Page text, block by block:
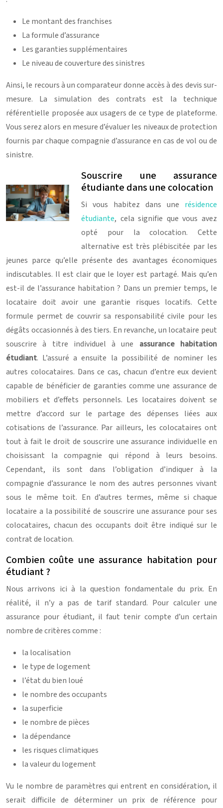
Le montant des franchises
La formule d’assurance
Les garanties supplémentaires
Le niveau de couverture des sinistres
Ainsi, le recours à un comparateur donne accès à des devis sur-
mesure. La simulation des contrats est la technique
référentielle proposée aux usagers de ce type de plateforme.
Vous serez alors en mesure d’évaluer les niveaux de protection
fournis par chaque compagnie d’assurance en cas de vol ou de
sinistre.
Souscrire une assurance
étudiante dans une colocation
Si vous habitez dans une résidence
étudiante, cela signifie que vous avez
opté pour la colocation. Cette
alternative est très plébiscitée par les
jeunes parce qu’elle présente des avantages économiques
indiscutables. Il est clair que le loyer est partagé. Mais qu’en
est-il de l’assurance habitation ? Dans un premier temps, le
locataire doit avoir une garantie risques locatifs. Cette
formule permet de couvrir sa responsabilité civile pour les
dégâts occasionnés à des tiers. En revanche, un locataire peut
souscrire à titre individuel à une assurance habitation
étudiant. L’assuré a ensuite la possibilité de nominer les
autres colocataires. Dans ce cas, chacun d’entre eux devient
capable de bénéficier de garanties comme une assurance de
mobiliers et d’effets personnels. Les locataires doivent se
mettre d’accord sur le partage des dépenses liées aux
cotisations de l’assurance. Par ailleurs, les colocataires ont
tout à fait le droit de souscrire une assurance individuelle en
choisissant la compagnie qui répond à leurs besoins.
Cependant, ils sont dans l’obligation d’indiquer à la
compagnie d’assurance le nom des autres personnes vivant
sous le même toit. En d’autres termes, même si chaque
locataire a la possibilité de souscrire une assurance pour ses
colocataires, chacun des occupants doit être indiqué sur le
contrat de location.
Combien coûte une assurance habitation pour
étudiant ?
Nous arrivons ici à la question fondamentale du prix. En
réalité, il n’y a pas de tarif standard. Pour calculer une
assurance pour étudiant, il faut tenir compte d’un certain
nombre de critères comme :
la localisation
le type de logement
l’état du bien loué
le nombre des occupants
la superficie
le nombre de pièces
la dépendance
les risques climatiques
la valeur du logement
Vu le nombre de paramètres qui entrent en considération, il
serait difficile de déterminer un prix de référence pour